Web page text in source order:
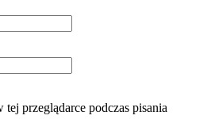
tej przeglądarce podczas pisania